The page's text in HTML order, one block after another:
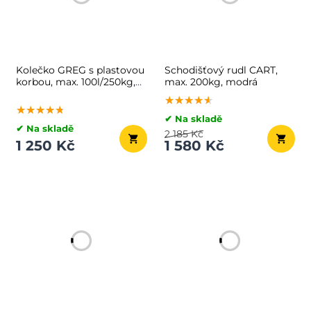
Kolečko GREG s plastovou
korbou, max. 100l/250kg,
★★★★★
★★★★★
★★★★★
✔ Na skladě
1 250 Kč
Schodišťový rudl CART,
max. 200kg, modrá
★★★★★
★★★★★
★★★★★
✔ Na skladě
1 580 Kč
2 185 Kč